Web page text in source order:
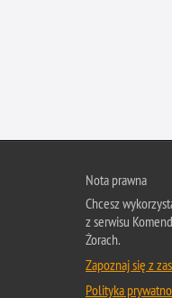
Nota prawna
Chcesz
z serwisu
Żorach.
Zapoznaj się z
Polityka